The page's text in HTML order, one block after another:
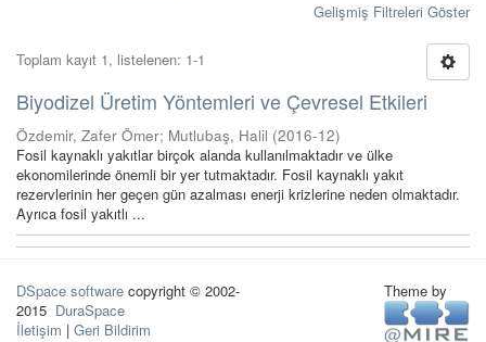
Gelişmiş Filtreleri Göster
Toplam kayıt 1, listelenen: 1-1
Biyodizel Üretim Yöntemleri ve Çevresel Etkileri
Özdemir, Zafer Ömer; Mutlubaş, Halil (2016-12)
Fosil kaynaklı yakıtlar birçok alanda kullanılmaktadır ve ülke
ekonomilerinde önemli bir yer tutmaktadır. Fosil kaynaklı yakıt
rezervlerinin her geçen gün azalması enerji krizlerine neden olmaktadır.
Ayrıca fosil yakıtlı ...
DSpace software copyright © 2002-
2015 DuraSpace
İletişim | Geri Bildirim
Theme by